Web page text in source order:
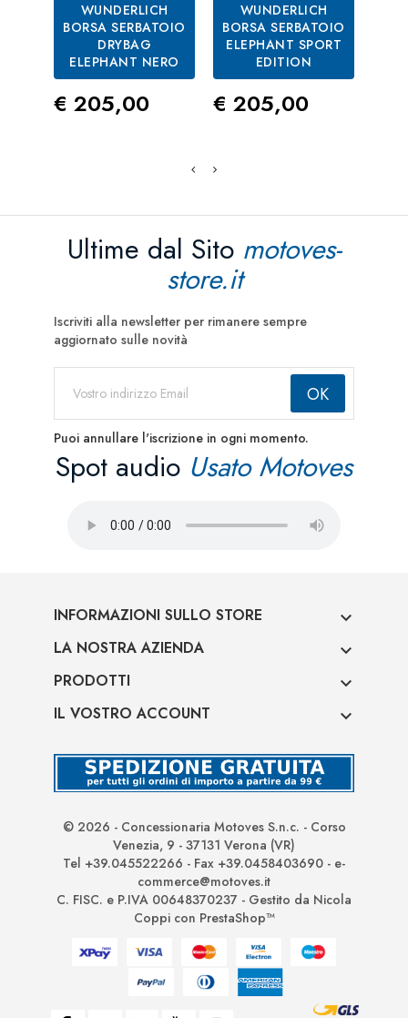
WUNDERLICH
BORSA SERBATOIO
DRYBAG
ELEPHANT NERO
Prezzo
€ 205,00
WUNDERLICH
BORSA SERBATOIO
ELEPHANT SPORT
EDITION
Prezzo
€ 205,00
Ultime dal Sito motoves-
store.it
Iscriviti alla newsletter per rimanere sempre
aggiornato sulle novità
Puoi annullare l'iscrizione in ogni momento.
Spot audio Usato Motoves
INFORMAZIONI SULLO STORE 
LA NOSTRA AZIENDA 
PRODOTTI 
IL VOSTRO ACCOUNT 
© 2026 - Concessionaria Motoves S.n.c. - Corso
Venezia, 9 - 37131 Verona (VR)
Tel +39.045522266 - Fax +39.0458403690 - e-
commerce@motoves.it
C. FISC. e P.IVA 00648370237 - Gestito da Nicola
Coppi con PrestaShop™